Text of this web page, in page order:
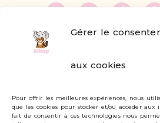
Gérer le
aux cookies
Pour offrir les meilleures expériences, nous
que les cookies pour stocker et/ou accéder aux
fait de consentir à ces technologies nous
Livraisons et retours